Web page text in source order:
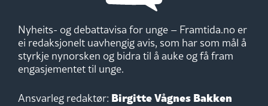
Nyheits- og debattavisa for unge – Framtida.no er
ei redaksjonelt uavhengig avis, som har som mål å
styrkje nynorsken og bidra til å auke og få fram
engasjementet til unge.
Ansvarleg redaktør: Birgitte Vågnes Bakken